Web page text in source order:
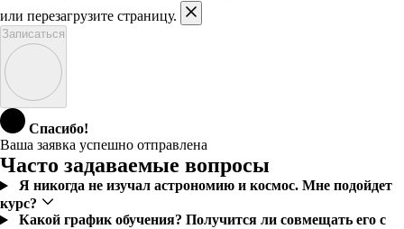
или перезагрузите страницу.
Записаться
Спасибо!
Ваша заявка успешно отправлена
Часто задаваемые вопросы
Я никогда не изучал астрономию и космос. Мне подойдет
курс?
Какой график обучения? Получится ли совмещать его с